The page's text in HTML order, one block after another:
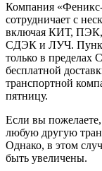
Компания
сотрудничает с
включая КИТ, ПЭК,
CДЭК и ЛУЧ.
только в пределах
бесплатной
транспортной
пятницу.
Если вы
любую другую
Однако, в этом
быть увеличены.